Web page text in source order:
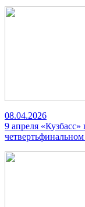
08.04.2026
9 апреля